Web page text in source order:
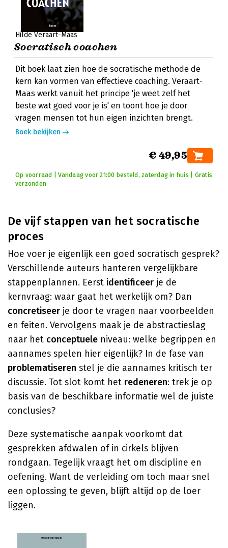
Hilde Veraart-Maas
Socratisch coachen
Dit boek laat zien hoe de socratische methode de
kern kan vormen van effectieve coaching. Veraart-
Maas werkt vanuit het principe 'je weet zelf het
beste wat goed voor je is' en toont hoe je door
vragen mensen tot hun eigen inzichten brengt.
Boek bekijken
€ 49,95
Op voorraad | Vandaag voor 21:00 besteld, zaterdag in huis | Gratis
verzonden
De vijf stappen van het socratische
proces
Hoe voer je eigenlijk een goed socratisch gesprek?
Verschillende auteurs hanteren vergelijkbare
stappenplannen. Eerst identificeer je de
kernvraag: waar gaat het werkelijk om? Dan
concretiseer je door te vragen naar voorbeelden
en feiten. Vervolgens maak je de abstractieslag
naar het conceptuele niveau: welke begrippen en
aannames spelen hier eigenlijk? In de fase van
problematiseren stel je die aannames kritisch ter
discussie. Tot slot komt het redeneren: trek je op
basis van de beschikbare informatie wel de juiste
conclusies?
Deze systematische aanpak voorkomt dat
gesprekken afdwalen of in cirkels blijven
rondgaan. Tegelijk vraagt het om discipline en
oefening. Want de verleiding om toch maar snel
een oplossing te geven, blijft altijd op de loer
liggen.